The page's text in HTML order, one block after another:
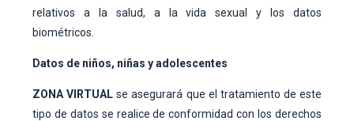
relativos a la salud, a la vida sexual y los datos
biométricos.
Datos de niños, niñas y adolescentes
ZONA VIRTUAL se asegurará que el tratamiento de este
tipo de datos se realice de conformidad con los derechos